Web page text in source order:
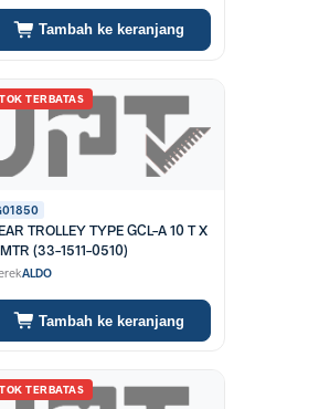
Tambah ke keranjang
TERBATAS
TROLLEY TYPE GCL-A 10 T X
(33-1511-0510)
ALDO
Tambah ke keranjang
TERBATAS